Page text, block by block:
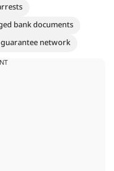
bank documents
network